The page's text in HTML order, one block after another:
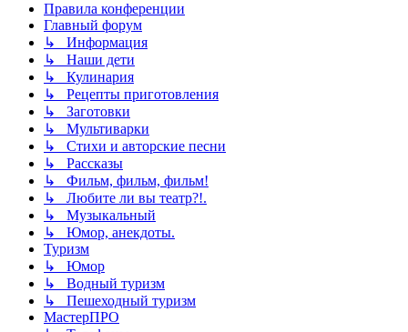
Правила конференции
Главный форум
↳ Информация
↳ Наши дети
↳ Кулинария
↳ Рецепты приготовления
↳ Заготовки
↳ Мультиварки
↳ Стихи и авторские песни
↳ Рассказы
↳ Фильм, фильм, фильм!
↳ Любите ли вы театр?!.
↳ Музыкальный
↳ Юмор, анекдоты.
Туризм
↳ Юмор
↳ Водный туризм
↳ Пешеходный туризм
МастерПРО